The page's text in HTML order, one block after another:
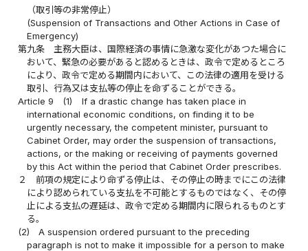
（取引等の非常停止）
(Suspension of Transactions and Other Actions in Case of
Emergency)
第九条
主務大臣は、国際経済の事情に急激な変化があつた場合に
おいて、緊急の必要があると認めるときは、政令で定めるところ
により、政令で定める期間内において、この法律の適用を受ける
取引、行為又は支払等の停止を命ずることができる。
Article 9
(1)
If a drastic change has taken place in
international economic conditions, on finding it to be
urgently necessary, the competent minister, pursuant to
Cabinet Order, may order the suspension of transactions,
actions, or the making or receiving of payments governed
by this Act within the period that Cabinet Order prescribes.
２
前項の規定により命ずる停止は、その停止の時までにこの法律
により認められている支払を不可能とするものではなく、その停
止による支払の遅延は、政令で定める期間内に限られるものとす
る。
(2)
A suspension ordered pursuant to the preceding
paragraph is not to make it impossible for a person to make